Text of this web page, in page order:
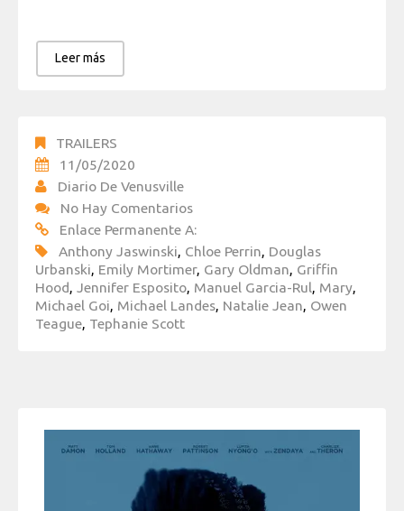
Leer más
TRAILERS
11/05/2020
Diario De Venusville
No Hay Comentarios
Enlace Permanente A:
Anthony Jaswinski Chloe Perrin Douglas
Urbanski Emily Mortimer, Gary Oldman Griffin
Hood
Jennifer Esposito Manuel Garcia-Rul Mary
Michael Goi Michael Landes Natalie Jean Owen
Teague Tephanie Scott